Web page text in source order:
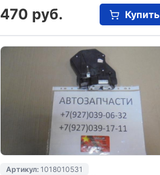
470 руб. Купить
Артикул:1018010531